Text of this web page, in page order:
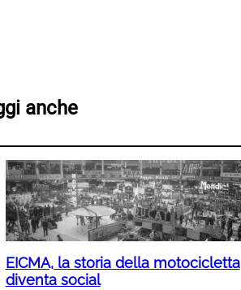
anche
EICMA, la storia della motocicletta
diventa social